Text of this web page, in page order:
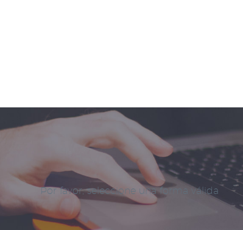
Por favor, seleccione una forma válida